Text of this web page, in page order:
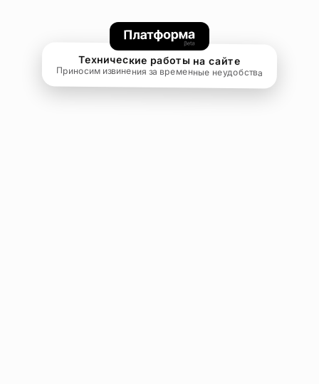
Технические работы на сайте
Приносим извинения за временные неудобства